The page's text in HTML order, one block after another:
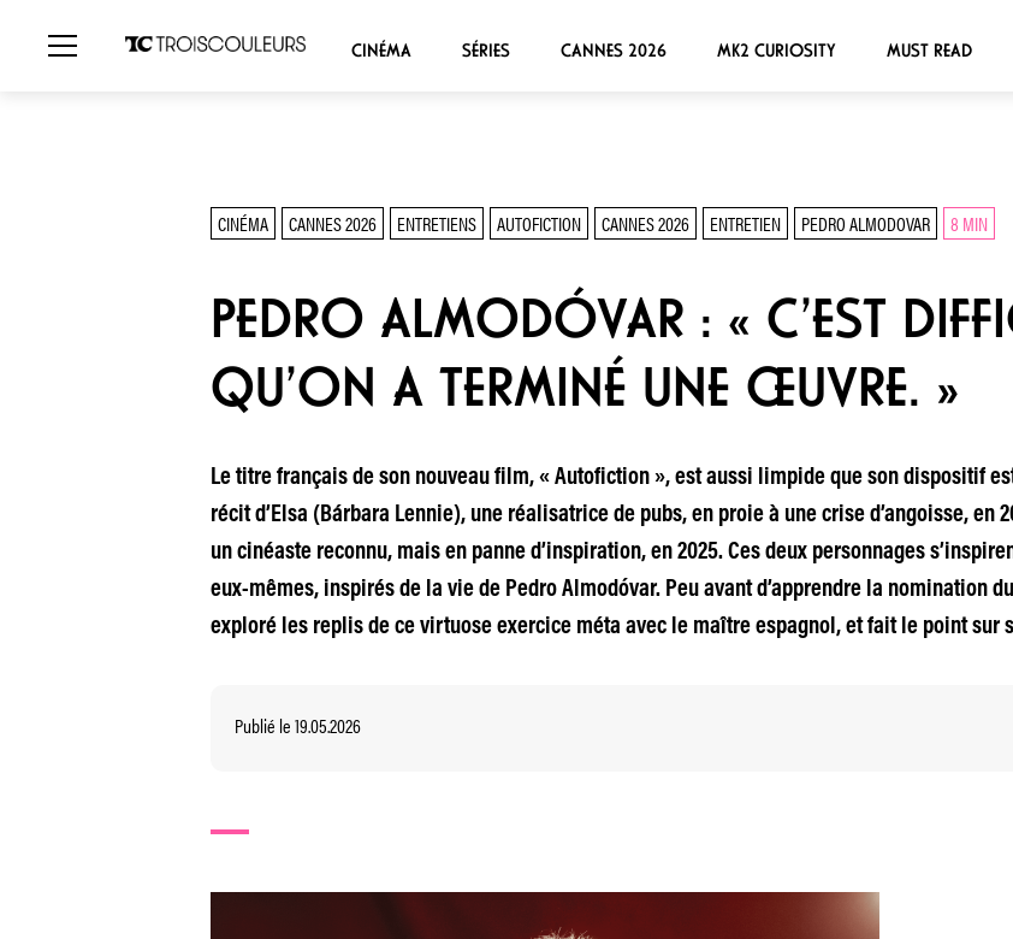
CINÉMA SÉRIES CANNES 2026 MK2 CURIOSITY MUST READ
CINÉMA CANNES 2026 ENTRETIENS AUTOFICTION CANNES 2026 ENTRETIEN PEDRO ALMODOVAR 8 MIN
PEDRO ALMODÓVAR : « C’EST
QU’ON A TERMINÉ UNE ŒUVRE. »
Le titre français de son nouveau film, « Autofiction », est aussi limpide que son dispositif
récit d’Elsa (Bárbara Lennie), une réalisatrice de pubs, en proie à une crise d’angoisse, en
un cinéaste reconnu, mais en panne d’inspiration, en 2025. Ces deux personnages
eux-mêmes, inspirés de la vie de Pedro Almodóvar. Peu avant d’apprendre la nomination
exploré les replis de ce virtuose exercice méta avec le maître espagnol, et fait le point sur
Publié le 19.05.2026